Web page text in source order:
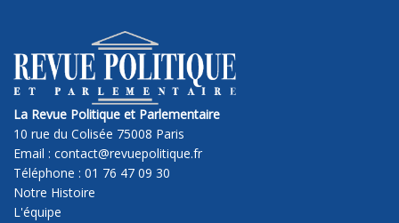
La Revue Politique et Parlementaire
10 rue du Colisée 75008 Paris
Email : contact@revuepolitique.fr
Téléphone : 01 76 47 09 30
Notre Histoire
L'équipe